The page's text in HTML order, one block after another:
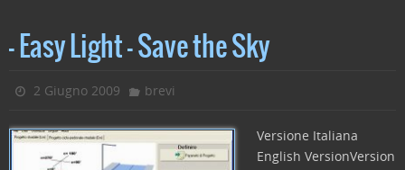
c
e
b
o
o
itt
er
k
e
dI
n
ai
l
n
di
di
– Easy Light – Save the Sky
2 Giugno 2009 brevi
Versione Italiana
English VersionVersion